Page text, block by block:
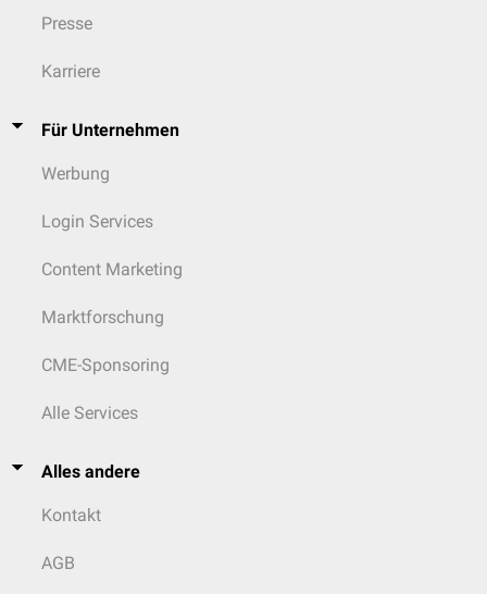
Presse
Karriere
Für Unternehmen
Werbung
Login Services
Content Marketing
Marktforschung
CME-Sponsoring
Alle Services
Alles andere
Kontakt
AGB